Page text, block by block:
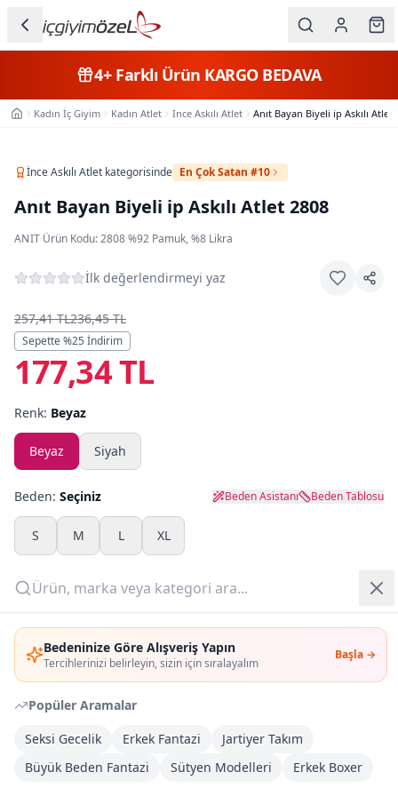
Bedeninize Göre Alışveriş Yapın
Tercihlerinizi belirleyin, sizin için sıralayalım
Başla →
Popüler Aramalar
Seksi Gecelik
Erkek Fantazi
Jartiyer Takım
Büyük Beden Fantazi
Sütyen Modelleri Erkek Boxer
Kategorileri
Erkek
Çocuk
Fantazi
Büyük
Markalar
Yazlık Pijama
Kampanyalar
Yeni Gelenler
OUTLET
Giriş Yap
Üye Ol
4+Farklı Ürün KARGO BEDAVA
Ana SayfaKadın İç Giyim Kadın Atlet İnce Askılı Atlet Anıt Bayan Biyeli ip Askılı Atlet
İnce Askılı Atlet kategorisinde En Çok Satan #10
Anıt Bayan Biyeli ip Askılı Atlet 2808
ANIT·Ürün Kodu:2808·%92 Pamuk, %8 Likra
İlk değerlendirmeyi yaz
257,41 TL236,45 TL
Sepette %25 İndirim
177,34 TL
Renk: Beyaz
Beyaz Siyah
Beden: Seçiniz Beden Asistanı Beden Tablosu
S M L XL
Adet:
Sepete Ekle
Şimdi Al
DHL Kargoya Teslim
İlk iş günü kargoda